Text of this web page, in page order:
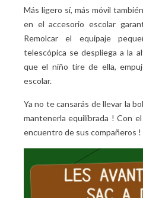
Más ligero sí, más móvil también
en el accesorio escolar
Remolcar el equipaje
telescópica se despliega a la
que el niño tire de ella,
escolar.
Ya no te cansarás de llevar la
mantenerla equilibrada ! Con
encuentro de sus compañeros !